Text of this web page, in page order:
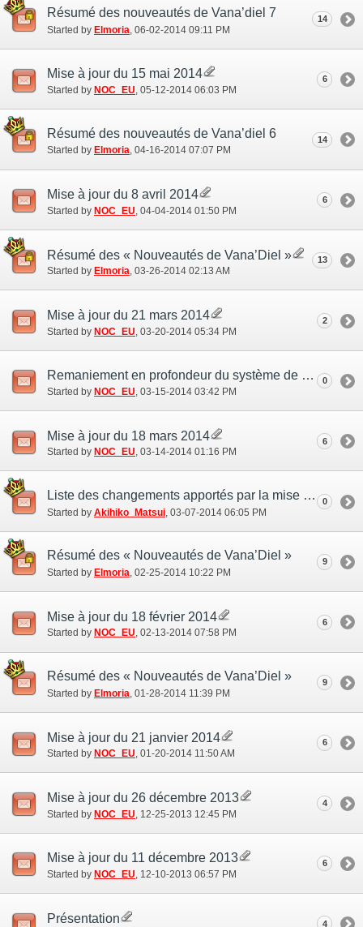
Résumé des nouveautés de Vana’diel 7
Started by Elmoria ‎, 06-02-2014 09:11 PM
14
Mise à jour du 15 mai 2014
Started by NOC_EU‎, 05-12-2014 06:03 PM
6
Résumé des nouveautés de Vana’diel 6
Started by Elmoria‎, 04-16-2014 07:07 PM
14
Mise à jour du 8 avril 2014
Started by NOC_EU ‎, 04-04-2014 01:50 PM
6
Résumé des « Nouveautés de Vana’Diel »
Started by Elmoria‎, 03-26-2014 02:13 AM
13
Mise à jour du 21 mars 2014
Started by NOC_EU ‎, 03-20-2014 05:34 PM
2
Remaniement en profondeur du système de pêche
Started by NOC_EU‎, 03-15-2014 03:42 PM
0
Mise à jour du 18 mars 2014
Started by NOC_EU‎, 03-14-2014 01:16 PM
6
Liste des changements apportés par la mise à jour de mars
Started by Akihiko_Matsui ‎, 03-07-2014 06:05 PM
0
Résumé des « Nouveautés de Vana’Diel »
Started by Elmoria‎, 02-25-2014 10:22 PM
9
Mise à jour du 18 février 2014
Started by NOC_EU‎, 02-13-2014 07:58 PM
6
Résumé des « Nouveautés de Vana’Diel »
Started by Elmoria ‎, 01-28-2014 11:39 PM
9
Mise à jour du 21 janvier 2014
Started by NOC_EU‎, 01-20-2014 11:50 AM
6
Mise à jour du 26 décembre 2013
Started by NOC_EU ‎, 12-25-2013 12:45 PM
4
Mise à jour du 11 décembre 2013
Started by NOC_EU‎, 12-10-2013 06:57 PM
6
Présentation 4